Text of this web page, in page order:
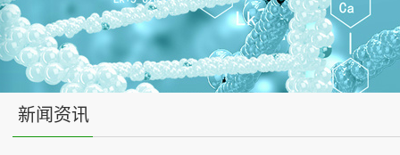
新闻资讯